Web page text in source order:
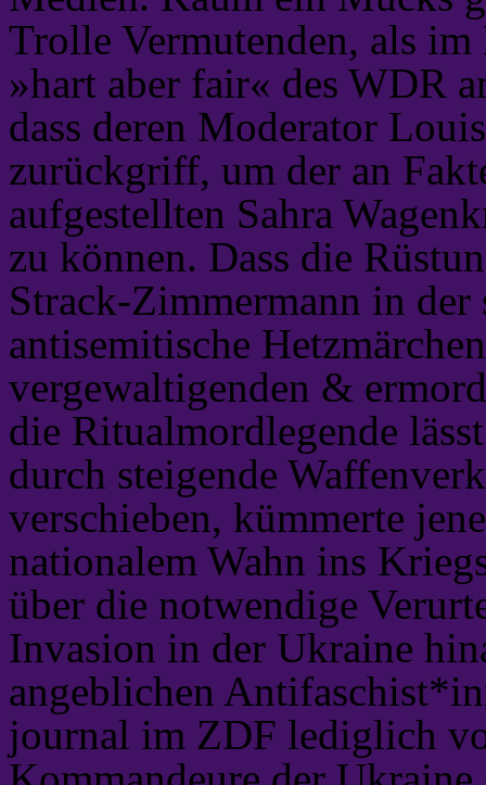
Trolle Vermutenden, als
»hart aber fair« des WDR
dass deren Moderator
zurückgriff, um der an
aufgestellten Sahra
zu können. Dass die
Strack-Zimmermann in der
antisemitische
vergewaltigenden &
die Ritualmordlegende
durch steigende
verschieben, kümmerte
nationalem Wahn ins
über die notwendige
Invasion in der Ukraine
angeblichen
journal im ZDF lediglich